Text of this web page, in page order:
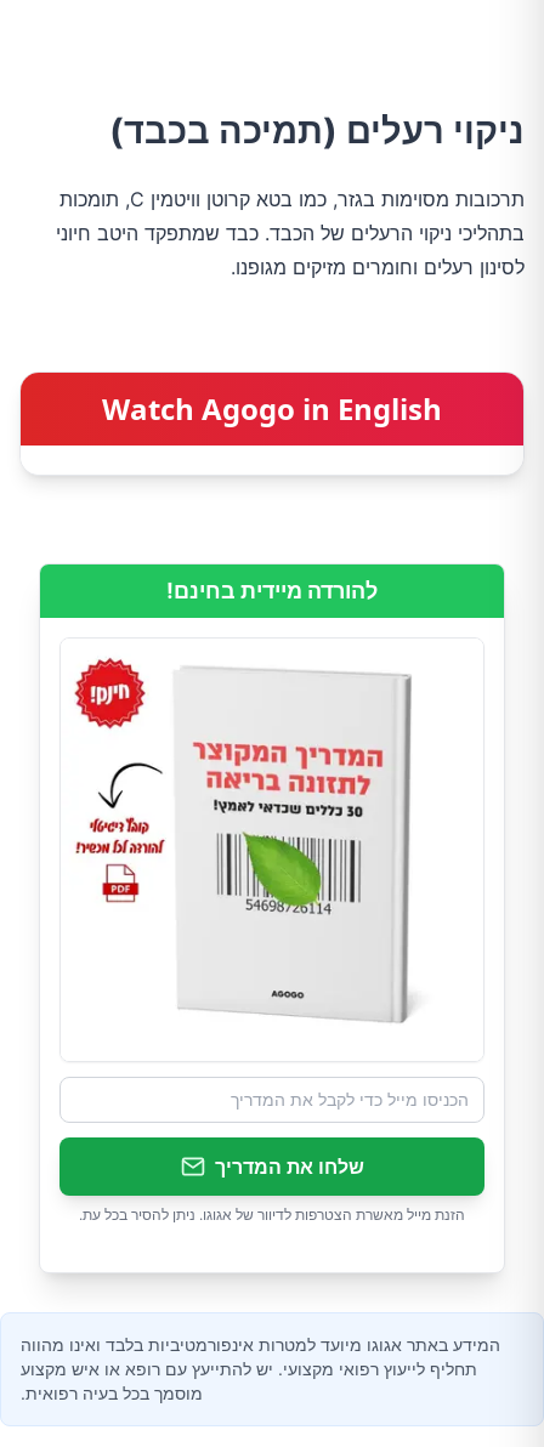
ניקוי רעלים (תמיכה בכבד)
תרכובות מסוימות בגזר, כמו בטא קרוטן וויטמין C, תומכות
בתהליכי ניקוי הרעלים של הכבד. כבד שמתפקד היטב חיוני
לסינון רעלים וחומרים מזיקים מגופנו.
Watch Agogo in English
להורדה מיידית בחינם!
שלחו את המדריך
הזנת מייל מאשרת הצטרפות לדיוור של אגוגו. ניתן להסיר בכל עת.
המידע באתר אגוגו מיועד למטרות אינפורמטיביות בלבד ואינו מהווה
תחליף לייעוץ רפואי מקצועי. יש להתייעץ עם רופא או איש מקצוע
מוסמך בכל בעיה רפואית.